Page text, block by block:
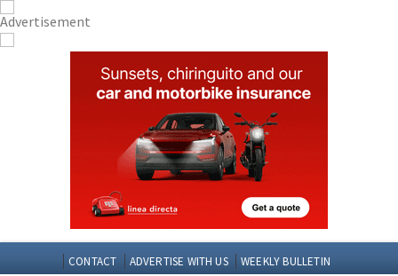
CONTACT ADVERTISE WITH US WEEKLY BULLETIN